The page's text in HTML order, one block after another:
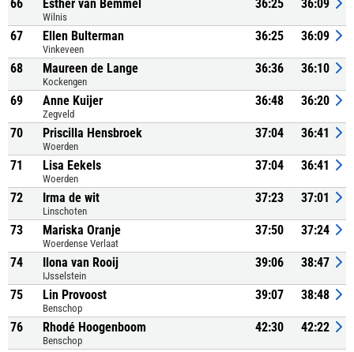
66 Esther van Bemmel
Wilnis
36:25 36:09
67 Ellen Bulterman
Vinkeveen
36:25 36:09
68 Maureen de Lange
Kockengen
36:36 36:10
69 Anne Kuijer
Zegveld
36:48 36:20
70 Priscilla Hensbroek
Woerden
37:04 36:41
71 Lisa Eekels
Woerden
37:04 36:41
72 Irma de wit
Linschoten
37:23 37:01
73 Mariska Oranje
Woerdense Verlaat
37:50 37:24
74 Ilona van Rooij
IJsselstein
39:06 38:47
75 Lin Provoost
Benschop
39:07 38:48
76 Rhodé Hoogenboom
Benschop
42:30 42:22